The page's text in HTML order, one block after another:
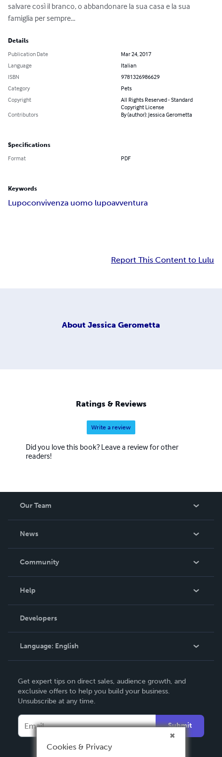
salvare così il branco, o abbandonare la sua casa e la sua
famiglia per sempre...
Details
Publication Date
Mar 24, 2017
Language
Italian
ISBN
9781326986629
Category
Pets
Copyright
All Rights Reserved - Standard
Copyright License
Contributors
By (author): Jessica Gerometta
Specifications
Format PDF
Keywords
Lupoconvivenza uomo lupoavventura
Report This Content to Lulu
About Jessica Gerometta
Ratings & Reviews
Write a review
Did you love this book? Leave a review for other
readers!
Our Team
News
In The News
Community
Podcast
Help
Order Lookup
Knowledge Base
Contact Support
Developers
Language: English
Deutsch
Français
Español
Get expert tips on direct sales, audience growth, and
exclusive offers to help you build your business.
Unsubscribe at any time.
Submit
Cookies & Privacy